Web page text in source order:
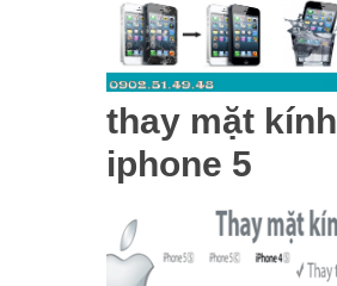
thay mặt kính
iphone 5